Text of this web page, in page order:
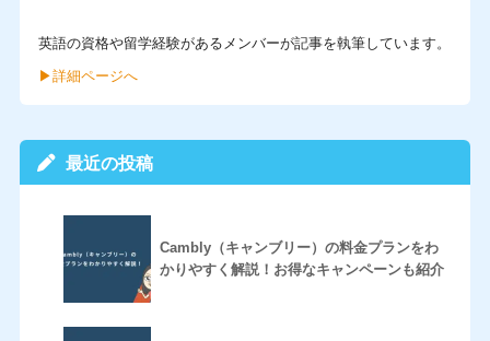
英語の資格や留学経験があるメンバーが記事を執筆しています。
▶︎詳細ページへ
最近の投稿
Cambly（キャンブリー）の料金プランをわ
かりやすく解説！お得なキャンペーンも紹介